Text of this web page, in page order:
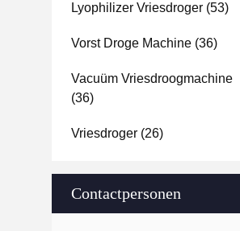
Lyophilizer Vriesdroger (53)
Vorst Droge Machine (36)
Vacuüm Vriesdroogmachine
(36)
Vriesdroger (26)
Contactpersonen